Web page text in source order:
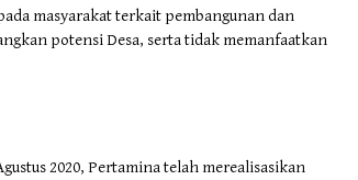
masyarakat terkait pembangunan dan
potensi Desa, serta tidak memanfaatkan
2020, Pertamina telah merealisasikan